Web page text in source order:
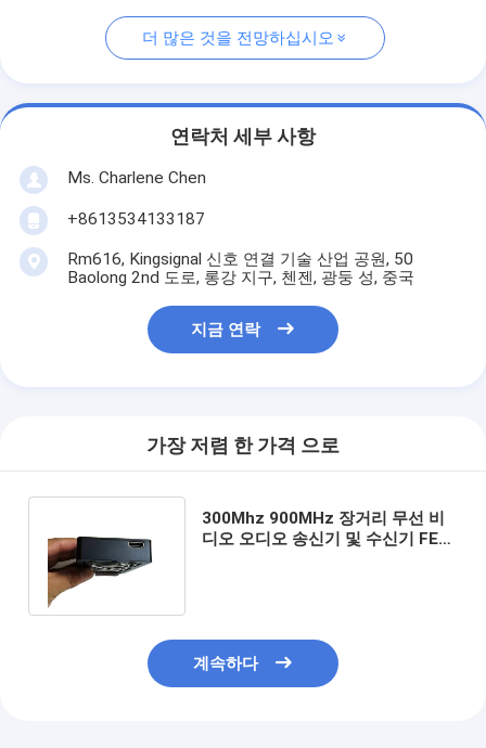
더 많은 것을 전망하십시오
연락처 세부 사항
Ms. Charlene Chen
+8613534133187
Rm616, Kingsignal 신호 연결 기술 산업 공원, 50
Baolong 2nd 도로, 롱강 지구, 첸젠, 광둥 성, 중국
지금 연락
가장 저렴 한 가격 으로
300Mhz 900MHz 장거리 무선 비
디오 오디오 송신기 및 수신기 FEC
계속하다